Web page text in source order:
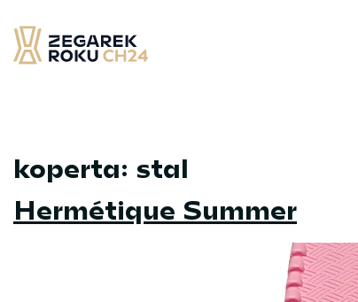
to
content
koperta: stal
Hermétique Summer